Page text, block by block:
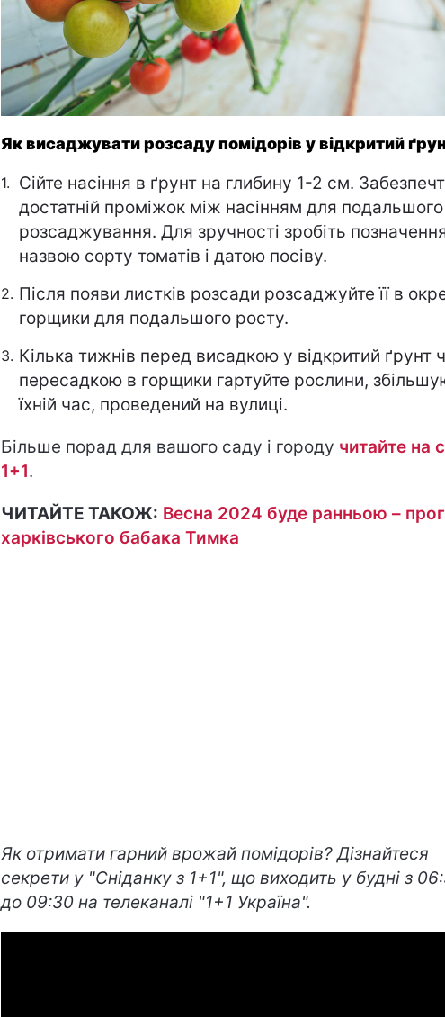
Як висаджувати розсаду помідорів у відкритий
Сійте насіння в ґрунт на глибину 1-2 см.
достатній проміжок між насінням для подальшого
розсаджування. Для зручності зробіть
назвою сорту томатів і датою посіву.
Після появи листків розсади розсаджуйте її в
горщики для подальшого росту.
Кілька тижнів перед висадкою у відкритий ґрунт
пересадкою в горщики гартуйте рослини,
їхній час, проведений на вулиці.
Більше порад для вашого саду і городу читайте на
1+1.
ЧИТАЙТЕ ТАКОЖ: Весна 2024 буде ранньою –
харківського бабака Тимка
Як отримати гарний врожай помідорів? Дізнайтеся
секрети у "Сніданку з 1+1", що виходить у будні з
до 09:30 на телеканалі "1+1 Україна".